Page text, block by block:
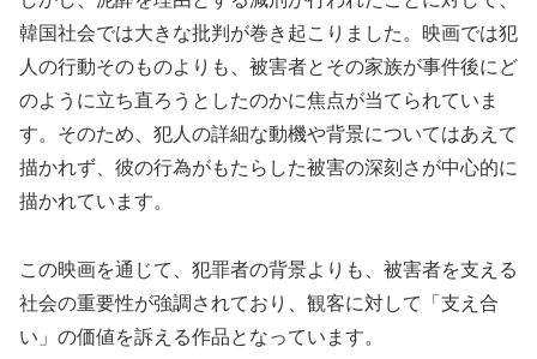
韓国社会では大きな批判が巻き起こりました。映画では犯
人の行動そのものよりも、被害者とその家族が事件後にど
のように立ち直ろうとしたのかに焦点が当てられていま
す。そのため、犯人の詳細な動機や背景についてはあえて
描かれず、彼の行為がもたらした被害の深刻さが中心的に
描かれています。
この映画を通じて、犯罪者の背景よりも、被害者を支える
社会の重要性が強調されており、観客に対して「支え合
い」の価値を訴える作品となっています。